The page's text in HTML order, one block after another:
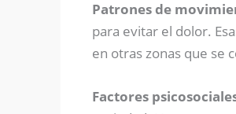
Patrones de
para evitar el dolor.
en otras zonas que se
Factores